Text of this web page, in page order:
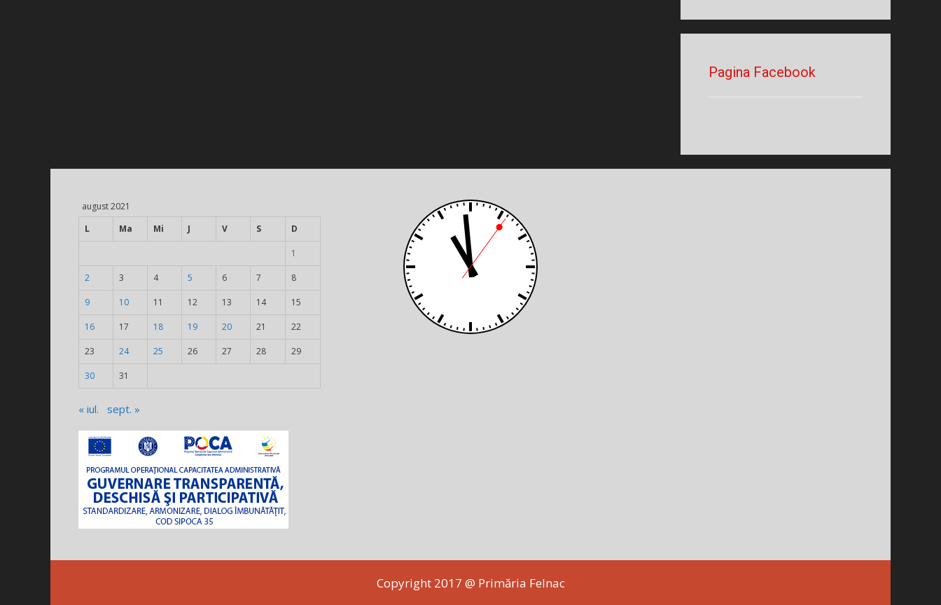
Pagina Facebook
august 2021
L
Ma Mi J V S D
1
2 3 4 5 6 7 8
9 10 11 12 13 14 15
16 17 18 19 20 21 22
23 24 25 26 27 28 29
30 31
« iul. sept. »
Copyright 2017 @ Primăria Felnac